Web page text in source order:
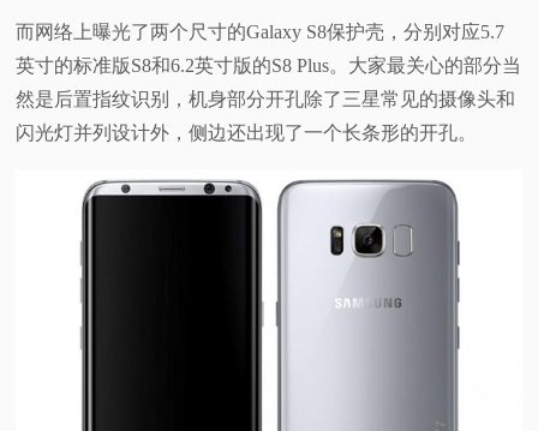
而网络上曝光了两个尺寸的Galaxy S8保护壳，分别对应5.7
英寸的标准版S8和6.2英寸版的S8 Plus。大家最关心的部分当
然是后置指纹识别，机身部分开孔除了三星常见的摄像头和
闪光灯并列设计外，侧边还出现了一个长条形的开孔。